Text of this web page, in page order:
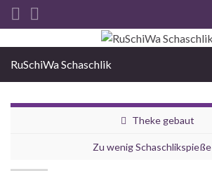
Search for:
RuSchiWa Schaschlik
Theke gebaut
Zu wenig Schaschlikspieße